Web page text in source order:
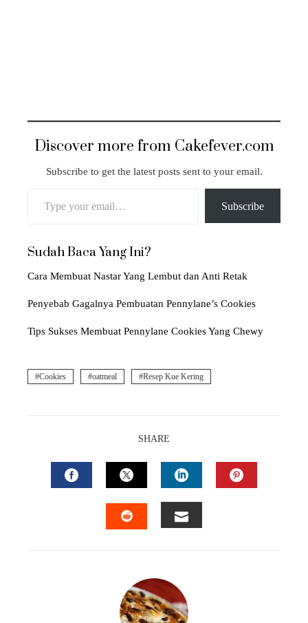
Discover more from Cakefever.com
Subscribe to get the latest posts sent to your email.
Subscribe
Sudah Baca Yang Ini?
Cara Membuat Nastar Yang Lembut dan Anti Retak
Penyebab Gagalnya Pembuatan Pennylane’s Cookies
Tips Sukses Membuat Pennylane Cookies Yang Chewy
Cookies oatmeal Resep Kue Kering
SHARE
FACEBOOKTWITTERLINKEDIN